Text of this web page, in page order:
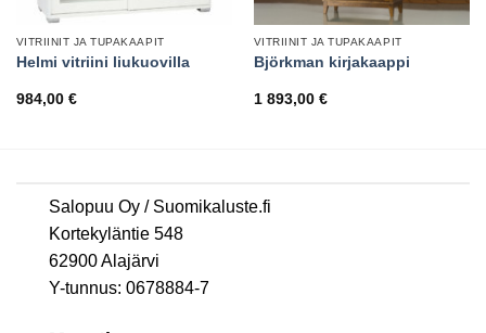
VITRIINIT JA TUPAKAAPIT
Helmi vitriini liukuovilla
984,00 €
VITRIINIT JA TUPAKAAPIT
Björkman kirjakaappi
1 893,00 €
Salopuu Oy / Suomikaluste.fi
Kortekyläntie 548
62900 Alajärvi
Y-tunnus: 0678884-7